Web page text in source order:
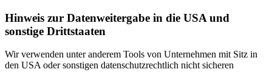
Hinweis zur Datenweitergabe in die USA und
sonstige Drittstaaten
Wir verwenden unter anderem Tools von Unternehmen mit Sitz in
den USA oder sonstigen datenschutzrechtlich nicht sicheren